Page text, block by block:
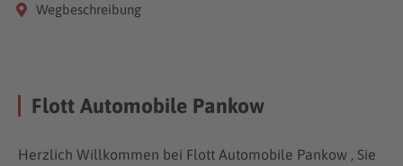
Wegbeschreibung
Flott Automobile Pankow
Herzlich Willkommen bei Flott Automobile Pankow , Sie